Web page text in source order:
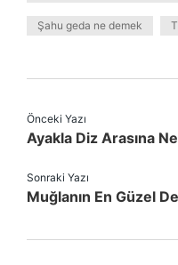
Şahu geda ne demek
Önceki Yazı
Ayakla Diz Arasına
Sonraki Yazı
Muğlanın En Güzel